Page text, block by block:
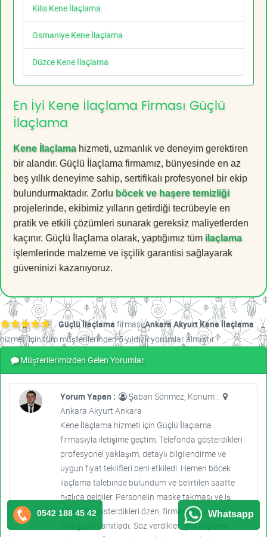
Kilis Kene İlaçlama
Osmaniye Kene İlaçlama
Düzce Kene İlaçlama
En İyi Kene İlaçlama Firması Güçlü
İlaçlama
Kene İlaçlamahizmeti, uzmanlık ve deneyim gerektiren
bir alandır. Güçlü İlaçlama firmamız, bünyesinde en az
beş yıllık deneyime sahip, sertifikalı profesyonel bir ekip
bulundurmaktadır. Zorlu böcek ve haşere temizliği
projelerinde, ekibimiz yılların getirdiği tecrübeyle en
pratik ve etkili çözümleri sunarak gereksiz maliyetlerden
kaçınır. Güçlü İlaçlama olarak, yaptığımız tüm ilaçlama
işlemlerinde malzeme ve işçilik garantisi sağlayarak
güveninizi kazanıyoruz.
Güçlü İlaçlama firmasıAnkara Akyurt Kene İlaçlama
hizmeti için tüm müşterilerinden 5 yıldızlı yorumlar almıştır.
Müşterilerimizden Gelen Yorumlar
Yorum Yapan :
Şaban Sönmez, Konum :
Ankara Akyurt Ankara
Kene İlaçlama hizmeti için Güçlü İlaçlama
firmasıyla iletişime geçtim. Telefonda gösterdikleri
profesyonel yaklaşım, detaylı bilgilendirme ve
uygun fiyat teklifleri beni etkiledi. Hemen böcek
ilaçlama talebinde bulundum ve belirtilen saatte
hızlıca geldiler. Personelin maske takması ve iş
ahlakına gösterdikleri özen, firmanın güvenilir
olduğunu kanıtladı. Söz verdikleri gibi ilaçlama
0542 188 45 42 Whatsapp